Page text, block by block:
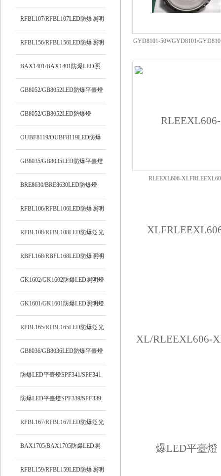
燈
RFBL107/RFBL107LED防爆照明
燈
RFBL156/RFBL156LED防爆照明
燈
BAX1401/BAX1401防爆LED照
明燈
GB8052/GB8052LED防爆平臺燈
GB8052/GB8052LED防爆燈
OUBF8119/OUBF8119LED防爆
燈
GB8035/GB8035LED防爆平臺燈
BRE8630/BRE8630LED防爆燈
RFBL106/RFBL106LED防爆照明
燈
RFBL108/RFBL108LED防爆泛光
燈
RBFL168/RBFL168LED防爆照明
燈
GK1602/GK1602防爆LED照明燈
GK1601/GK1601防爆LED照明燈
RFBL165/RFBL165LED防爆泛光
燈
GB8036/GB8036LED防爆平臺燈
防爆LED平臺燈SPF341/SPF341
防爆LED平臺燈SPF339/SPF339
RFBL167/RFBL167LED防爆泛光
燈
BAX1705/BAX1705防爆LED照
明燈
RFBL159/RFBL159LED防爆照明
GYD8101-50WGYD8101/
RLEEXL606-